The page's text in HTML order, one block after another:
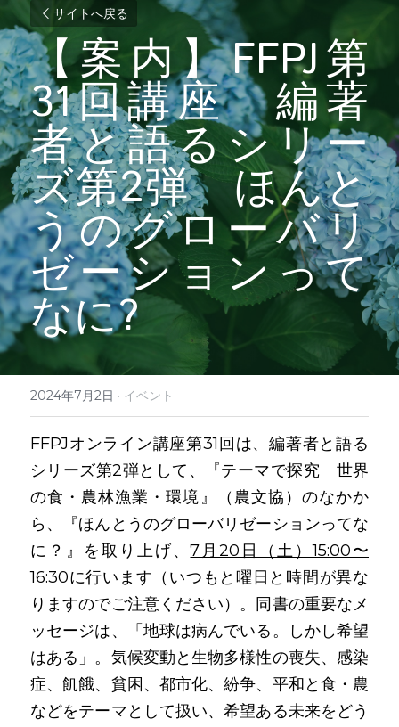
サイトへ戻る
【案内】FFPJ第
31回講座　編著
者と語るシリー
ズ第2弾　ほんと
うのグローバリ
ゼーションって
なに?
2024年7月2日 · イベント
FFPJオンライン講座第31回は、編著者と語る
シリーズ第2弾として、『テーマで探究 世界
の食・農林漁業・環境』（農文協）のなかか
ら、『ほんとうのグローバリゼーションってな
に？』を取り上げ、7月20日（土）15:00〜
16:30に行います（いつもと曜日と時間が異な
りますのでご注意ください）。同書の重要なメ
ッセージは、「地球は病んでいる。しかし希望
はある」。気候変動と生物多様性の喪失、感染
症、飢餓、貧困、都市化、紛争、平和と食・農
などをテーマとして扱い、希望ある未来をどう